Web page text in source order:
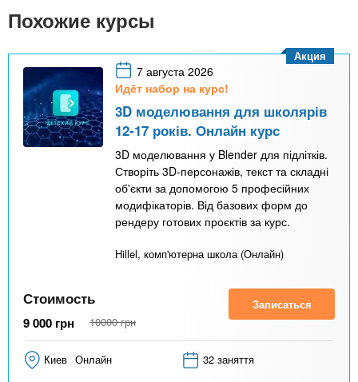
Похожие курсы
7 августа 2026
Идёт набор на курс!
3D моделювання для школярів
12-17 років. Онлайн курс
3D моделювання у Blender для підлітків.
Створіть 3D-персонажів, текст та складні
об'єкти за допомогою 5 професійних
модифікаторів. Від базових форм до
рендеру готових проєктів за курс.
Hillel, комп'ютерна школа (Онлайн)
Акция
Стоимость
9 000 грн 10000 грн
Записаться
Киев Онлайн 32 заняття